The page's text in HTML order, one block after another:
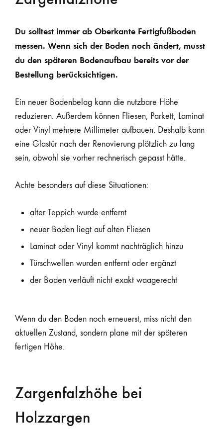
Du solltest immer ab Oberkante Fertigfußboden
messen. Wenn sich der Boden noch ändert, musst
du den späteren Bodenaufbau bereits vor der
Bestellung berücksichtigen.
Ein neuer Bodenbelag kann die nutzbare Höhe
reduzieren. Außerdem können Fliesen, Parkett, Laminat
oder Vinyl mehrere Millimeter aufbauen. Deshalb kann
eine Glastür nach der Renovierung plötzlich zu lang
sein, obwohl sie vorher rechnerisch gepasst hätte.
Achte besonders auf diese Situationen:
alter Teppich wurde entfernt
neuer Boden liegt auf alten Fliesen
Laminat oder Vinyl kommt nachträglich hinzu
Türschwellen wurden entfernt oder ergänzt
der Boden verläuft nicht exakt waagerecht
Wenn du den Boden noch erneuerst, miss nicht den
aktuellen Zustand, sondern plane mit der späteren
fertigen Höhe.
Zargenfalzhöhe bei
Holzzargen